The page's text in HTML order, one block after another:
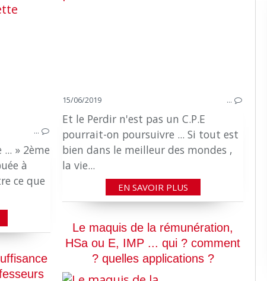
15/06/2019 …
Et le Perdir n'est pas un C.P.E
pourrait-on poursuivre ... Si tout est
bien dans le meilleur des mondes ,
la vie...
EN SAVOIR PLUS
…
» 2ème
à
ce que
Le maquis de la rémunération,
HSa ou E, IMP ... qui ? comment
? quelles applications ?